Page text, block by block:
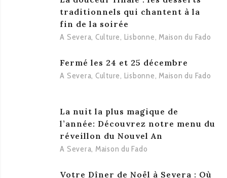
traditionnels qui chantent à la
fin de la soirée
A Severa, Culture, Lisbonne, Maison du Fado
Fermé les 24 et 25 décembre
A Severa, Culture, Lisbonne, Maison du Fado
La nuit la plus magique de
l’année: Découvrez notre menu du
réveillon du Nouvel An
A Severa, Maison du Fado
Votre Dîner de Noël à Severa : Où